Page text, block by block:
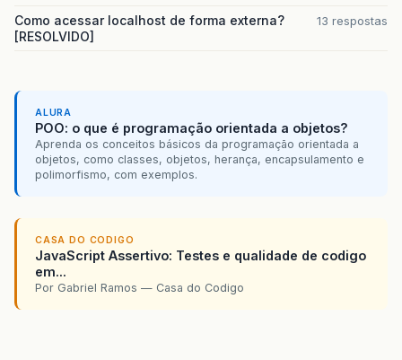
Como acessar localhost de forma externa?
[RESOLVIDO]
13 respostas
ALURA
POO: o que é programação orientada a objetos?
Aprenda os conceitos básicos da programação orientada a
objetos, como classes, objetos, herança, encapsulamento e
polimorfismo, com exemplos.
CASA DO CODIGO
JavaScript Assertivo: Testes e qualidade de codigo
em...
Por Gabriel Ramos — Casa do Codigo